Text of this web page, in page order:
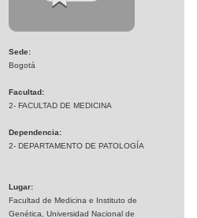
Sede:
Bogotá
Facultad:
2- FACULTAD DE MEDICINA
Dependencia:
2- DEPARTAMENTO DE PATOLOGÍA
Lugar:
Facultad de Medicina e Instituto de
Genética, Universidad Nacional de